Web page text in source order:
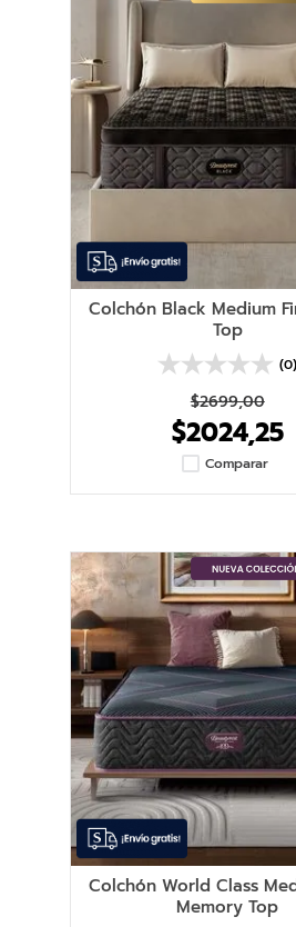
Colchón Black Medium
Top
(0)
$2699,00
$2024,25
Comparar
Colchón World Class
Memory Top